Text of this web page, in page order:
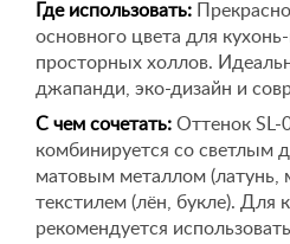
Где использовать:
основного цвета для
просторных холлов.
джапанди, эко-дизайн и
С чем сочетать: Оттенок SL-
комбинируется со светлым
матовым металлом (латунь,
текстилем (лён, букле). Для
рекомендуется